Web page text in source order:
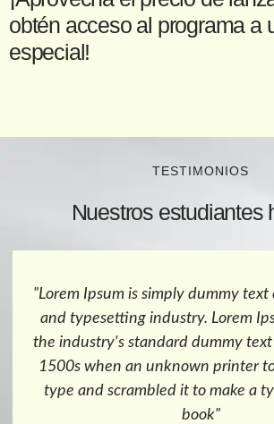
obtén acceso al programa a
especial!
TESTIMONIOS
Nuestros estudiantes
"Lorem Ipsum is simply dummy
and typesetting industry.
the industry's standard dummy
1500s when an unknown
type and scrambled it to make
book"